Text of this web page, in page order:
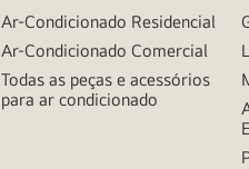
Ar-Condicionado Residencial
Ar-Condicionado Comercial
Todas as peças e acessórios
para ar condicionado